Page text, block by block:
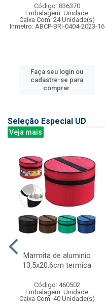
Código: 836370
Embalagem: Unidade
Caixa Com: 24 Unidade(s)
Inmetro: ABCP-BRI-0404-2023-16
Faça seu login ou
cadastre-se para
comprar.
Seleção Especial UD
Veja mais
Marmita de aluminio
13,5x20,6cm termica
Código: 460502
Embalagem: Unidade
Caixa Com: 40 Unidade(s)